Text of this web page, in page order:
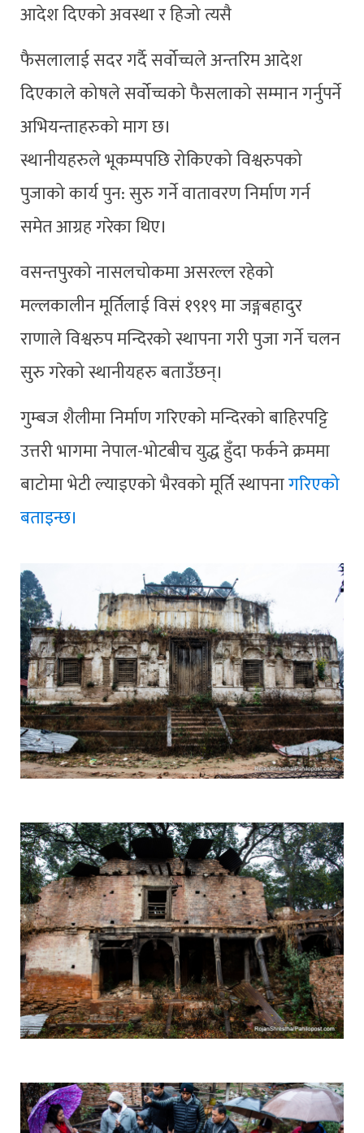
आदेश दिएको अवस्था र हिजो त्यसै
फैसलालाई सदर गर्दै सर्वोच्चले अन्तरिम आदेश
दिएकाले कोषले सर्वोच्चको फैसलाको सम्मान गर्नुपर्ने
अभियन्ताहरुको माग छ।
स्थानीयहरुले भूकम्पपछि रोकिएको विश्वरुपको
पुजाको कार्य पुन: सुरु गर्ने वातावरण निर्माण गर्न
समेत आग्रह गरेका थिए।
वसन्तपुरको नासलचोकमा असरल्ल रहेको
मल्लकालीन मूर्तिलाई विसं १९१९ मा जङ्गबहादुर
राणाले विश्वरुप मन्दिरको स्थापना गरी पुजा गर्ने चलन
सुरु गरेको स्थानीयहरु बताउँछन्।
गुम्बज शैलीमा निर्माण गरिएको मन्दिरको बाहिरपट्टि
उत्तरी भागमा नेपाल-भोटबीच युद्ध हुँदा फर्कने क्रममा
बाटोमा भेटी ल्याइएको भैरवको मूर्ति स्थापनागरिएको
बताइन्छ।